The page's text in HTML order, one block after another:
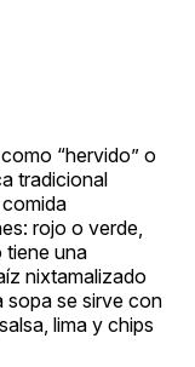
“hervido” o
tradicional
rojo o verde,
tiene una
nixtamalizado
sopa se sirve con
lima y chips